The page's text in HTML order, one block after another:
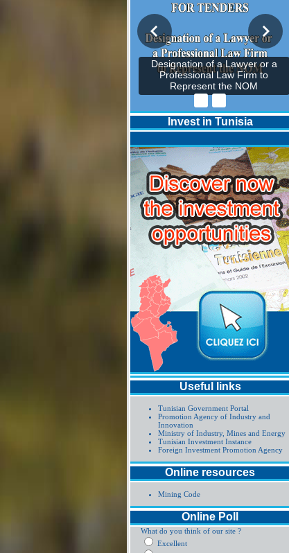
Designation of a Lawyer or a
Professional Law Firm to
Represent the NOM
Invest in Tunisia
Useful links
Tunisian Government Portal
Promotion Agency of Industry and
Innovation
Ministry of Industry, Mines and Energy
Tunisian Investment Instance
Foreign Investment Promotion Agency
Online resources
Mining Code
Online Poll
What do you think of our site ?
Excellent